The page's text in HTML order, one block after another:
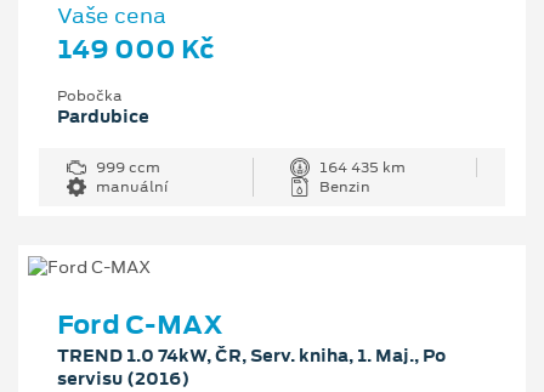
Vaše cena
149 000 Kč
Pobočka
Pardubice
999 ccm
164 435 km
manuální
Benzin
Ford C-MAX
TREND 1.0 74kW, ČR, Serv. kniha, 1. Maj., Po
servisu (2016)